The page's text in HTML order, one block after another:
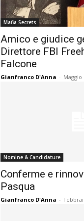
Mafia Secrets
Amico e giudice
Direttore FBI
Falcone
Gianfranco D'Anna - Maggio
Nomine & Candidature
Conferme e
Pasqua
Gianfranco D'Anna -